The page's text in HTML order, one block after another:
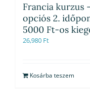
Francia kurzus
opciós 2.
5000 Ft-os
26,980 Ft
Kosárba teszem